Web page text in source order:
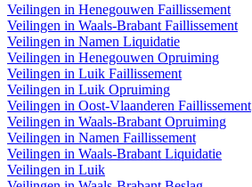
Veilingen in Henegouwen Faillissement
Veilingen in Waals-Brabant Faillissement
Veilingen in Namen Liquidatie
Veilingen in Henegouwen Opruiming
Veilingen in Luik Faillissement
Veilingen in Luik Opruiming
Veilingen in Oost-Vlaanderen Faillissement
Veilingen in Waals-Brabant Opruiming
Veilingen in Namen Faillissement
Veilingen in Waals-Brabant Liquidatie
Veilingen in Luik